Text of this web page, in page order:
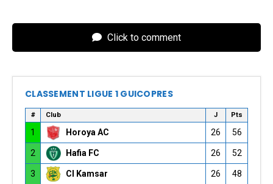
Click to comment
CLASSEMENT LIGUE 1 GUICOPRES
# Club J Pts
1 Horoya AC 26 56
2 Hafia FC 26 52
3 CI Kamsar 26 48